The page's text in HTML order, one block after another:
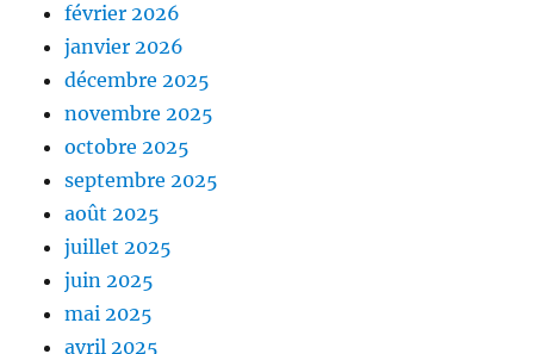
février 2026
janvier 2026
décembre 2025
novembre 2025
octobre 2025
septembre 2025
août 2025
juillet 2025
juin 2025
mai 2025
avril 2025